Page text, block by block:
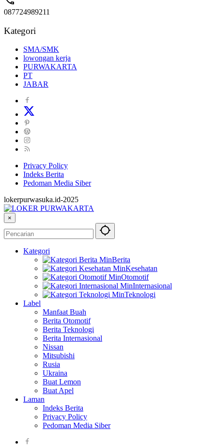
087724989211
Kategori
SMA/SMK
lowongan kerja
PURWAKARTA
PT
JABAR
Privacy Policy
Indeks Berita
Pedoman Media Siber
lokerpurwasuka.id-2025
×
Kategori
Berita
Kesehatan
Otomotif
Internasional
Teknologi
Label
Manfaat Buah
Berita Otomotif
Berita Teknologi
Berita Internasional
Nissan
Mitsubishi
Rusia
Ukraina
Buat Lemon
Buat Apel
Laman
Indeks Berita
Privacy Policy
Pedoman Media Siber